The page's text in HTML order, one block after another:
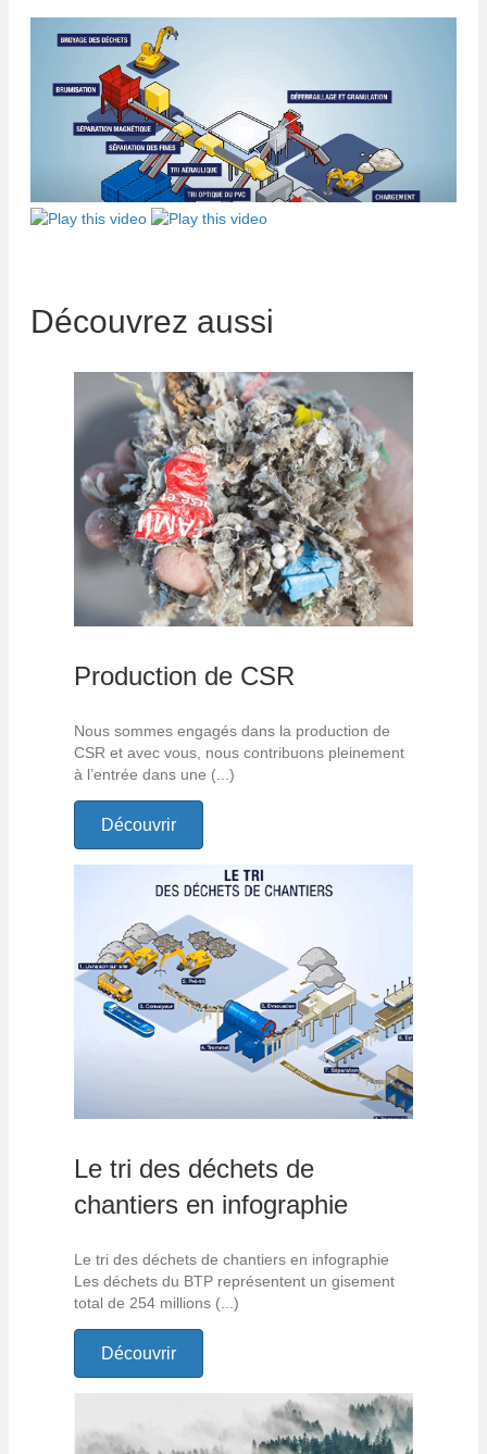
Découvrez aussi
Production de CSR
Nous sommes engagés dans la production de
CSR et avec vous, nous contribuons pleinement
à l’entrée dans une (...)
Découvrir
Le tri des déchets de
chantiers en infographie
Le tri des déchets de chantiers en infographie
Les déchets du BTP représentent un gisement
total de 254 millions (...)
Découvrir